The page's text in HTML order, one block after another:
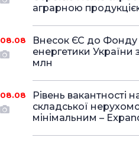
аграрною
08.08
Внесок ЄС до Фонду
енергетики України
млн
08.08
Рівень вакантності
складської
мінімальним –